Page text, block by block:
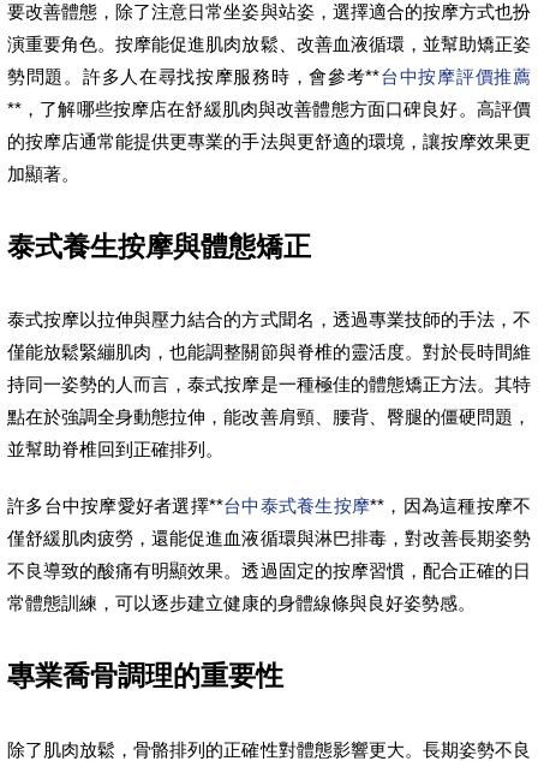
要改善體態，除了注意日常坐姿與站姿，選擇適合的按摩方式也扮
演重要角色。按摩能促進肌肉放鬆、改善血液循環，並幫助矯正姿
勢問題。許多人在尋找按摩服務時，會參考**台中按摩評價推薦
**，了解哪些按摩店在舒緩肌肉與改善體態方面口碑良好。高評價
的按摩店通常能提供更專業的手法與更舒適的環境，讓按摩效果更
加顯著。
泰式養生按摩與體態矯正
泰式按摩以拉伸與壓力結合的方式聞名，透過專業技師的手法，不
僅能放鬆緊繃肌肉，也能調整關節與脊椎的靈活度。對於長時間維
持同一姿勢的人而言，泰式按摩是一種極佳的體態矯正方法。其特
點在於強調全身動態拉伸，能改善肩頸、腰背、臀腿的僵硬問題，
並幫助脊椎回到正確排列。
許多台中按摩愛好者選擇**台中泰式養生按摩**，因為這種按摩不
僅舒緩肌肉疲勞，還能促進血液循環與淋巴排毒，對改善長期姿勢
不良導致的酸痛有明顯效果。透過固定的按摩習慣，配合正確的日
常體態訓練，可以逐步建立健康的身體線條與良好姿勢感。
專業喬骨調理的重要性
除了肌肉放鬆，骨骼排列的正確性對體態影響更大。長期姿勢不良